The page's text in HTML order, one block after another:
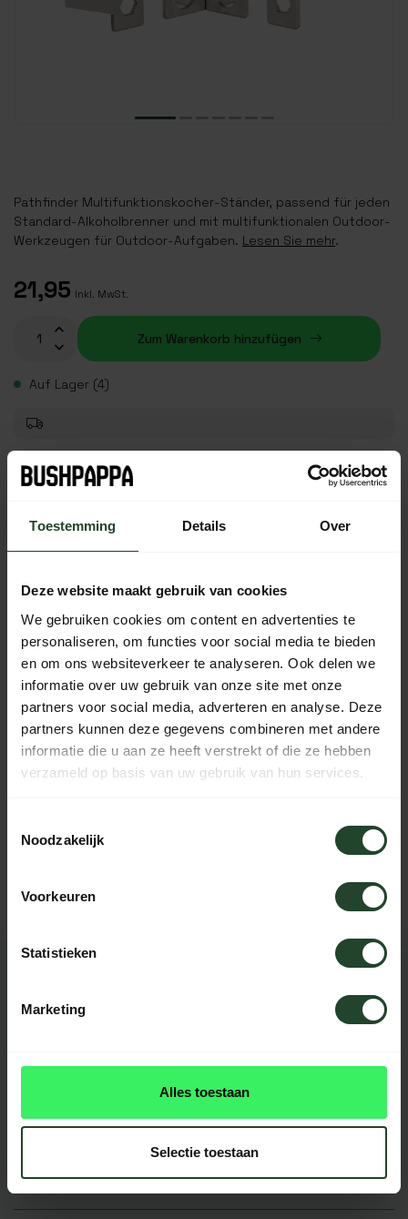
Toestemming Details Over
Deze website maakt gebruik van cookies
We gebruiken cookies om content en advertenties te
personaliseren, om functies voor social media te bieden
en om ons websiteverkeer te analyseren. Ook delen we
informatie over uw gebruik van onze site met onze
partners voor social media, adverteren en analyse. Deze
partners kunnen deze gegevens combineren met andere
informatie die u aan ze heeft verstrekt of die ze hebben
verzameld op basis van uw gebruik van hun services.
Noodzakelijk
Voorkeuren
Statistieken
Marketing
Alles toestaan
Selectie toestaan
Pathfinder Multifunktionskocher-Ständer, passend für jeden
Standard-Alkoholbrenner und mit multifunktionalen Outdoor-
Werkzeugen für Outdoor-Aufgaben. Lesen Sie mehr.
21,95 Inkl. MwSt.
Zum Warenkorb hinzufügen
Auf Lager (4)
Kostenloser Versand ab 90 € (NL, BE & DE)
Bestellungen von Mo bis Fr vor 17:00 Uhr werden noch am
E-Mail erreichbar.
PRODUKTBESCHREIBUNG
EIGENSCHAFTEN
Kontaktieren Sie uns, unsere Kollegen
1 Bewertung
aankoop.